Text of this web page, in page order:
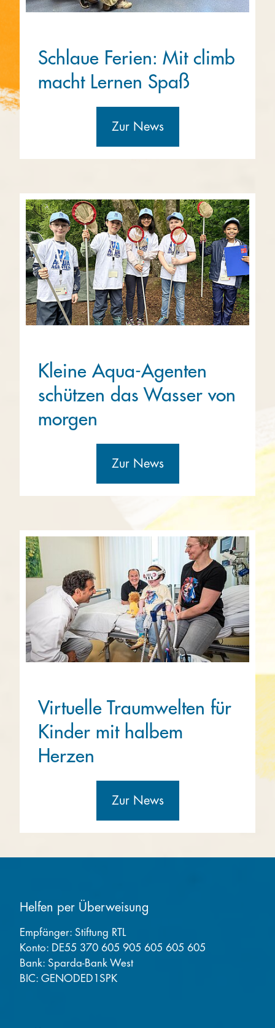
Schlaue Ferien: Mit climb
macht Lernen Spaß
Zur News
Kleine Aqua-Agenten
schützen das Wasser von
morgen
Zur News
Virtuelle Traumwelten für
Kinder mit halbem
Herzen
Zur News
Helfen per Überweisung
Empfänger: Stiftung RTL
Konto: DE55 370 605 905 605 605 605
Bank: Sparda-Bank West
BIC: GENODED1SPK